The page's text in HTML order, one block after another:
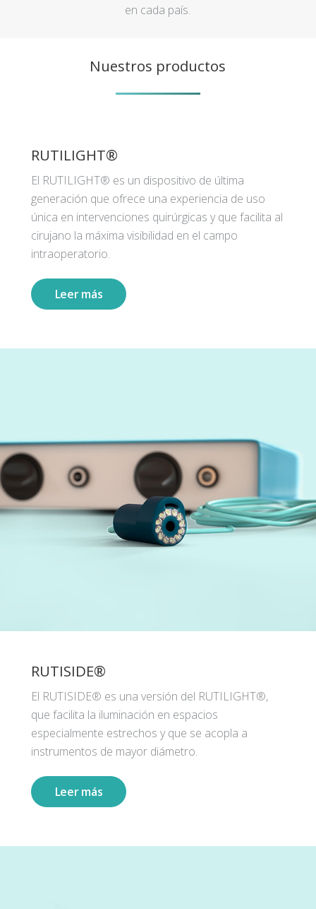
en cada país.
Nuestros productos
RUTILIGHT®
El RUTILIGHT® es un dispositivo de última
generación que ofrece una experiencia de uso
única en intervenciones quirúrgicas y que facilita al
cirujano la máxima visibilidad en el campo
intraoperatorio.
Leer más
RUTISIDE®
El RUTISIDE® es una versión del RUTILIGHT®,
que facilita la iluminación en espacios
especialmente estrechos y que se acopla a
instrumentos de mayor diámetro.
Leer más